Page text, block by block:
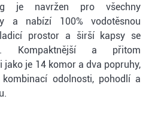
je navržen pro všechny
a nabízí 100% vodotěsnou
prostor a širší kapsy se
Kompaktnější a přitom
jako je 14 komor a dva popruhy,
odolnosti, pohodlí a